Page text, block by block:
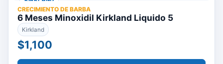
CRECIMIENTO DE BARBA
6 Meses Minoxidil Kirkland Liquido 5
Kirkland
$1,100